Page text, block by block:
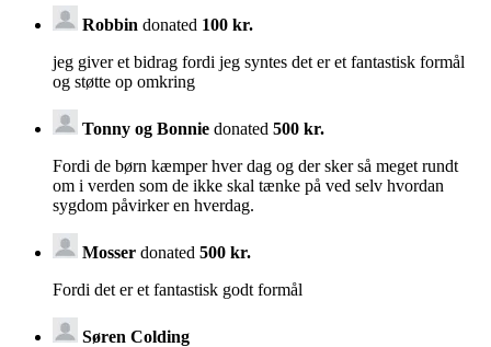
Robbin donated 100 kr.
jeg giver et bidrag fordi jeg syntes det er et fantastisk formål
og støtte op omkring
Tonny og Bonnie donated 500 kr.
Fordi de børn kæmper hver dag og der sker så meget rundt
om i verden som de ikke skal tænke på ved selv hvordan
sygdom påvirker en hverdag.
Mosser donated 500 kr.
Fordi det er et fantastisk godt formål
Søren Colding